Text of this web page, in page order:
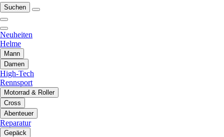
Suchen
Neuheiten
Helme
Mann
Damen
High-Tech
Rennsport
Motorrad & Roller
Cross
Abenteuer
Reparatur
Gepäck